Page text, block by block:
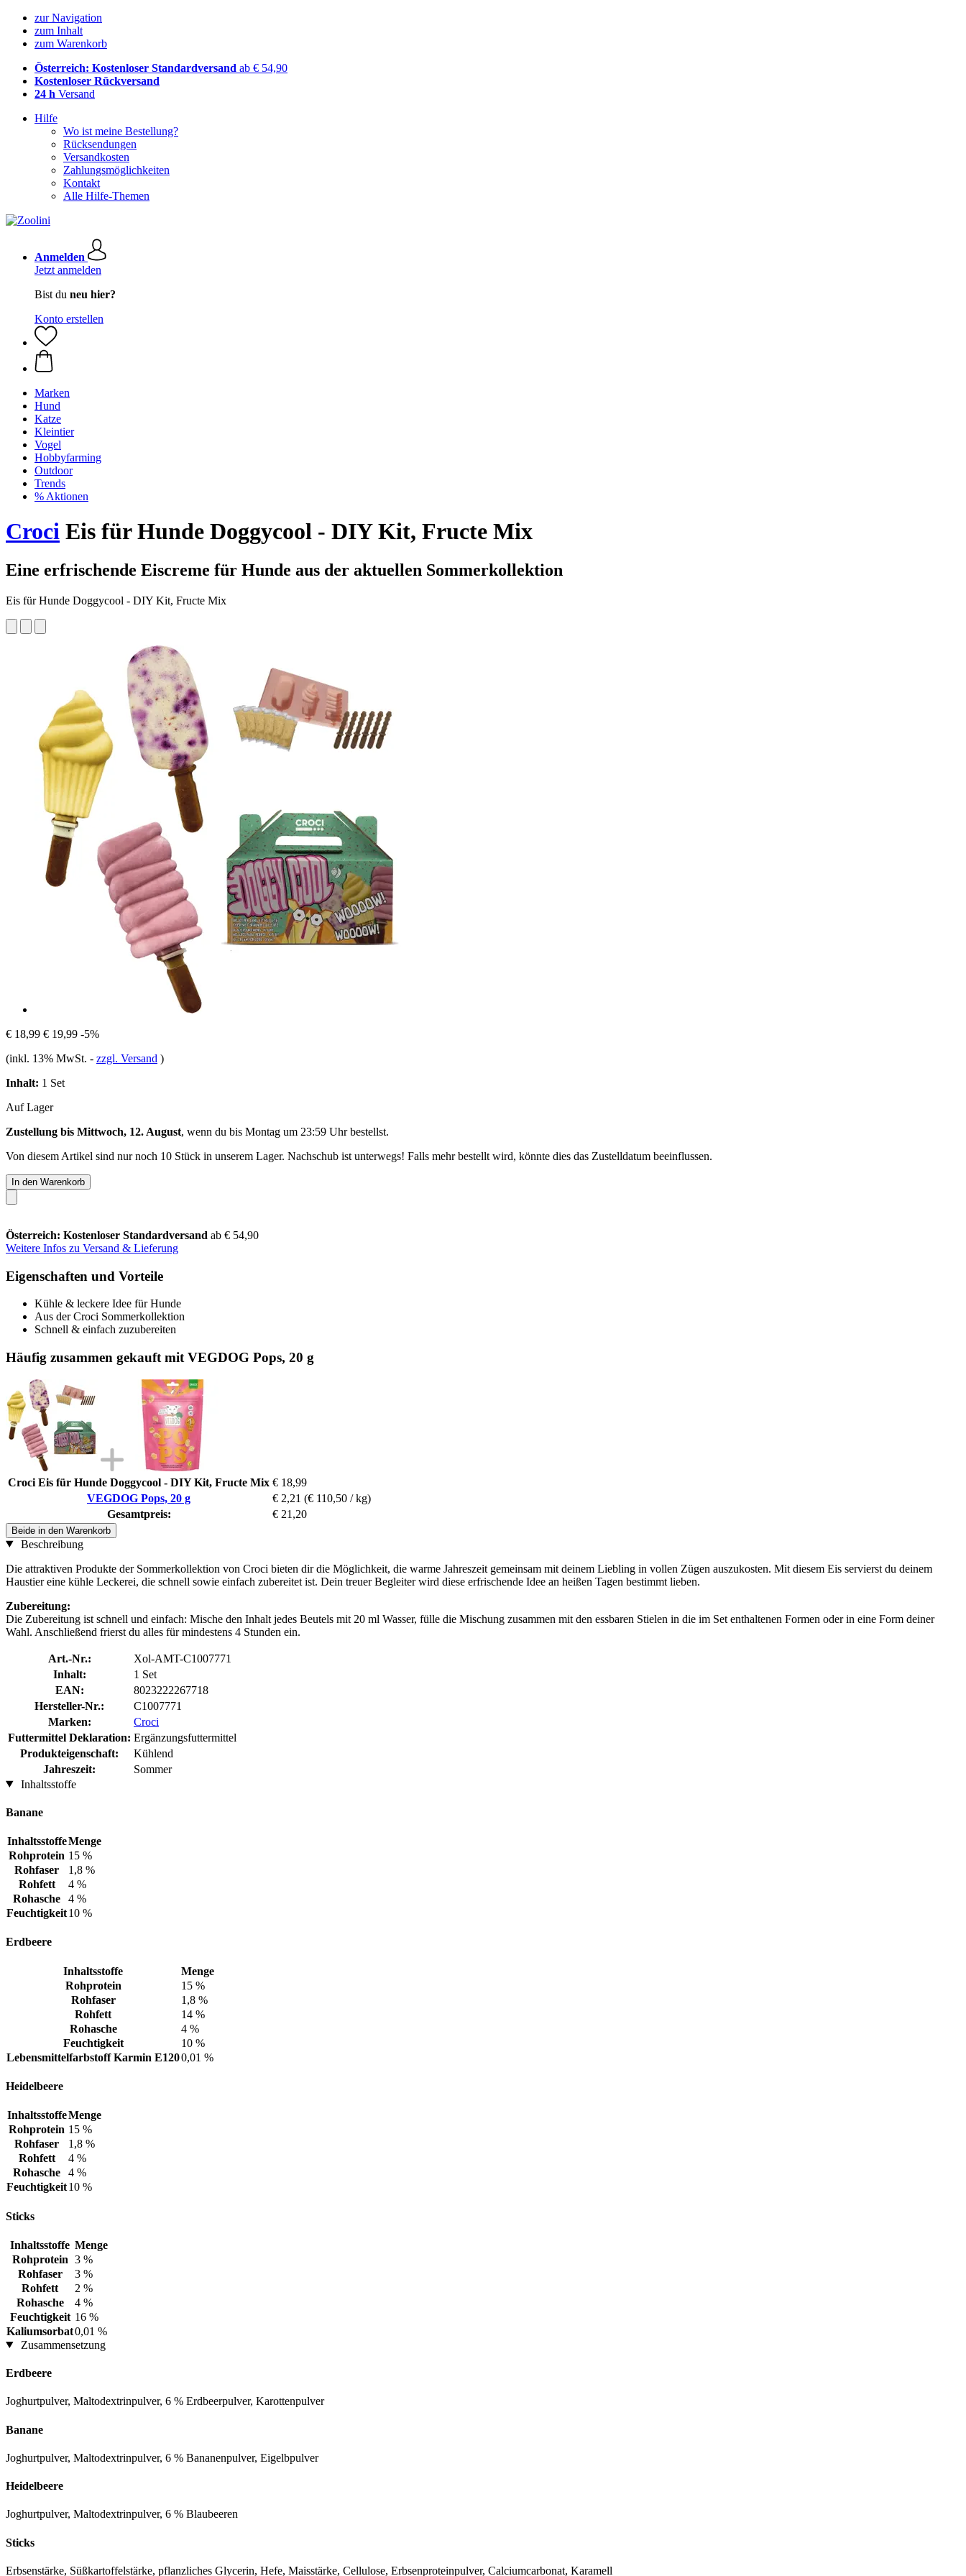
zur Navigation
zum Inhalt
zum Warenkorb
Österreich: Kostenloser Standardversand ab € 54,90
Kostenloser Rückversand
24 h Versand
Hilfe
Wo ist meine Bestellung?
Rücksendungen
Versandkosten
Zahlungsmöglichkeiten
Kontakt
Alle Hilfe-Themen
Anmelden
Jetzt anmelden
Bist du neu hier?
Konto erstellen
Marken
Hund
Katze
Kleintier
Vogel
Hobbyfarming
Outdoor
Trends
% Aktionen
Croci Eis für Hunde Doggycool - DIY Kit, Fructe Mix
Eine erfrischende Eiscreme für Hunde aus der aktuellen Sommerkollektion
Eis für Hunde Doggycool - DIY Kit, Fructe Mix
€ 18,99 € 19,99 -5%
(inkl. 13% MwSt. - zzgl. Versand )
Inhalt: 1 Set
Auf Lager
Zustellung bis Mittwoch, 12. August, wenn du bis Montag um 23:59 Uhrbestellst.
Von diesem Artikel sind nur noch 10 Stück in unserem Lager. Nachschub ist unterwegs! Falls mehr bestellt wird, könnte dies das Zustelldatum beeinflussen.
In den Warenkorb
Österreich: Kostenloser Standardversand ab € 54,90
Weitere Infos zu Versand & Lieferung
Eigenschaften und Vorteile
Kühle & leckere Idee für Hunde
Aus der Croci Sommerkollektion
Schnell & einfach zuzubereiten
Häufig zusammen gekauft mit VEGDOG Pops, 20 g
Croci Eis für Hunde Doggycool - DIY Kit, Fructe Mix € 18,99
VEGDOG Pops, 20 g
€ 2,21 (€ 110,50 / kg)
Gesamtpreis:
€ 21,20
Beide in den Warenkorb
Beschreibung
Die attraktiven Produkte der Sommerkollektion von Croci bieten dir die Möglichkeit, die warme Jahreszeit gemeinsam mit deinem Liebling in vollen Zügen auszukosten. Mit diesem Eis servierst du deinem
Haustier eine kühle Leckerei, die schnell sowie einfach zubereitet ist. Dein treuer Begleiter wird diese erfrischende Idee an heißen Tagen bestimmt lieben.
Zubereitung:
Die Zubereitung ist schnell und einfach: Mische den Inhalt jedes Beutels mit 20 ml Wasser, fülle die Mischung zusammen mit den essbaren Stielen in die im Set enthaltenen Formen oder in eine Form deiner
Wahl. Anschließend frierst du alles für mindestens 4 Stunden ein.
Art.-Nr.:
Xol-AMT-C1007771
Inhalt:
1 Set
EAN:
8023222267718
Hersteller-Nr.:
C1007771
Marken:
Croci
Futtermittel Deklaration: Ergänzungsfuttermittel
Produkteigenschaft:
Kühlend
Jahreszeit:
Sommer
Inhaltsstoffe
Banane
InhaltsstoffeMenge
Rohprotein 15 %
Rohfaser
1,8 %
Rohfett
4 %
Rohasche
4 %
Feuchtigkeit10 %
Erdbeere
Inhaltsstoffe
Menge
Rohprotein
15 %
Rohfaser
1,8 %
Rohfett
14 %
Rohasche
4 %
Feuchtigkeit
10 %
Lebensmittelfarbstoff Karmin E1200,01 %
Heidelbeere
InhaltsstoffeMenge
Rohprotein 15 %
Rohfaser
1,8 %
Rohfett
4 %
Rohasche
4 %
Feuchtigkeit10 %
Sticks
Inhaltsstoffe Menge
Rohprotein 3 %
Rohfaser
3 %
Rohfett
2 %
Rohasche
4 %
Feuchtigkeit 16 %
Kaliumsorbat0,01 %
Zusammensetzung
Erdbeere
Joghurtpulver, Maltodextrinpulver, 6 % Erdbeerpulver, Karottenpulver
Banane
Joghurtpulver, Maltodextrinpulver, 6 % Bananenpulver, Eigelbpulver
Heidelbeere
Joghurtpulver, Maltodextrinpulver, 6 % Blaubeeren
Sticks
Erbsenstärke, Süßkartoffelstärke, pflanzliches Glycerin, Hefe, Maisstärke, Cellulose, Erbsenproteinpulver, Calciumcarbonat, Karamell